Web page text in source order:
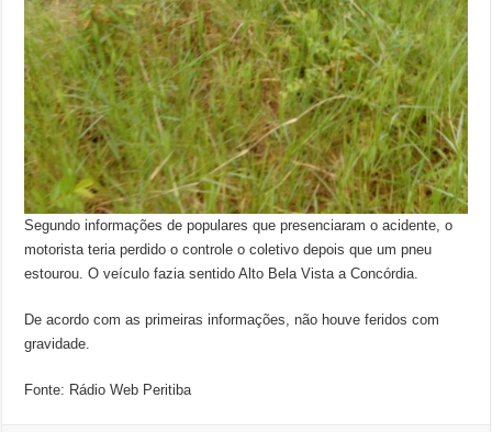
Segundo informações de populares que presenciaram o acidente, o
motorista teria perdido o controle o coletivo depois que um pneu
estourou. O veículo fazia sentido Alto Bela Vista a Concórdia.
De acordo com as primeiras informações, não houve feridos com
gravidade.
Fonte: Rádio Web Peritiba